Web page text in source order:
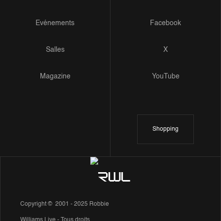
Evénements
Salles
Magazine
Facebook
X
YouTube
Shopping
Copyright © 2001 - 2025 Robbie